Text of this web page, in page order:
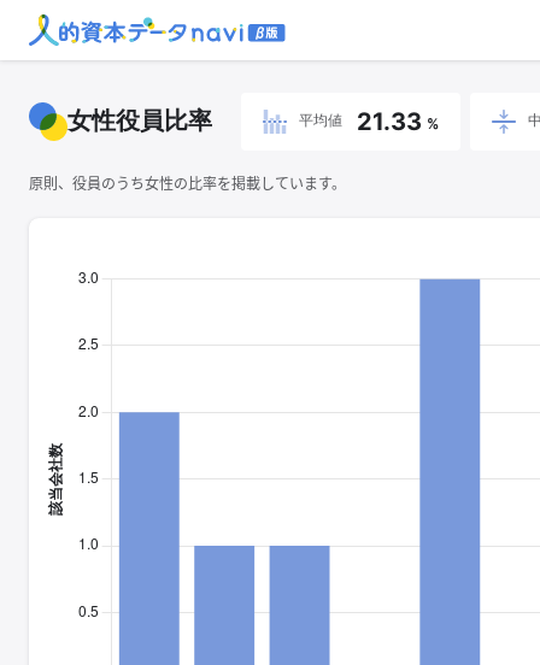
女性役員比率 平均値 21.33 %
原則、役員のうち女性の比率を掲載しています。